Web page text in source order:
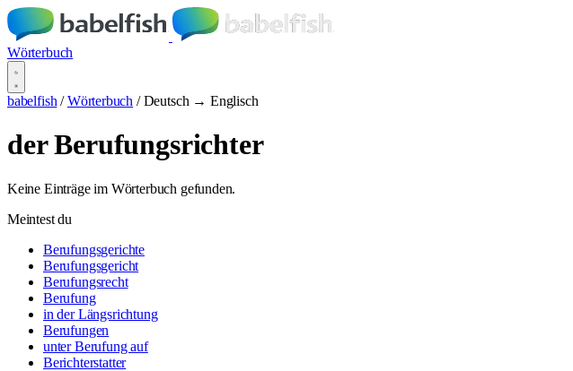
Wörterbuch
babelfish / Wörterbuch / Deutsch → Englisch
der Berufungsrichter
Keine Einträge im Wörterbuch gefunden.
Meintest du
Berufungsgerichte
Berufungsgericht
Berufungsrecht
Berufung
in der Längsrichtung
Berufungen
unter Berufung auf
Berichterstatter